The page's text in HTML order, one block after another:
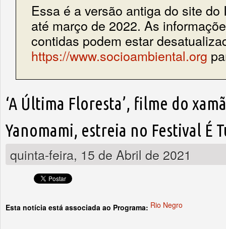
Essa é a versão antiga do site do
até março de 2022. As
contidas podem estar
https://www.socioambiental.org
‘A Última Floresta’, filme do
Yanomami, estreia no Festival É
quinta-feira, 15 de Abril de 2021
Esta notícia está associada ao Programa: Rio Negro